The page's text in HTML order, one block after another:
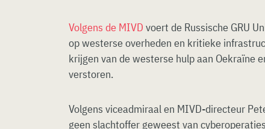
Volgens de MIVD voert de Russische GRU
op westerse overheden en kritieke
krijgen van de westerse hulp aan Oekraïne
verstoren.
Volgens viceadmiraal en MIVD-directeur
geen slachtoffer geweest van